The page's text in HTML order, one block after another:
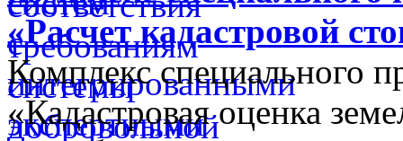
«Расчет кадастровой
Комплекс специального
«Кадастровая оценка